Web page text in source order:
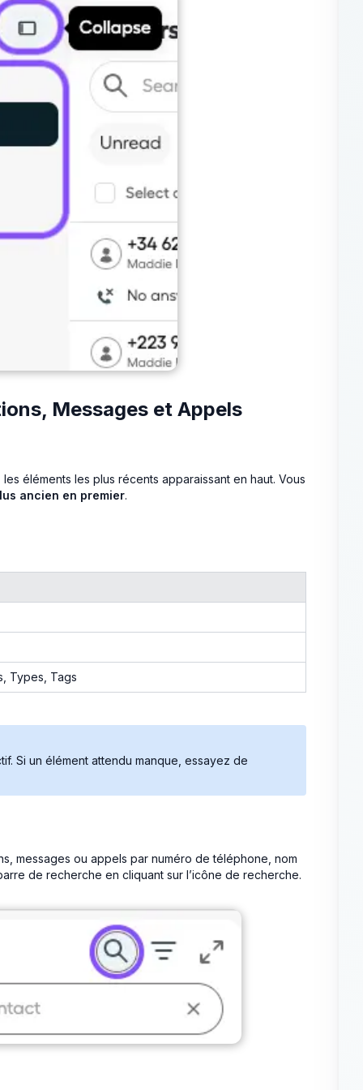
Messages et Appels
éléments les plus récents apparaissant en haut. Vous
ancien en premier.
Types, Tags
Si un élément attendu manque, essayez de
messages ou appels par numéro de téléphone, nom
de recherche en cliquant sur l’icône de recherche.